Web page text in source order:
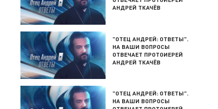
АНДРЕЙ ТКАЧЁВ
"ОТЕЦ АНДРЕЙ: ОТВЕТЫ".
НА ВАШИ ВОПРОСЫ
ОТВЕЧАЕТ ПРОТОИЕРЕЙ
АНДРЕЙ ТКАЧЁВ
"ОТЕЦ АНДРЕЙ: ОТВЕТЫ".
НА ВАШИ ВОПРОСЫ